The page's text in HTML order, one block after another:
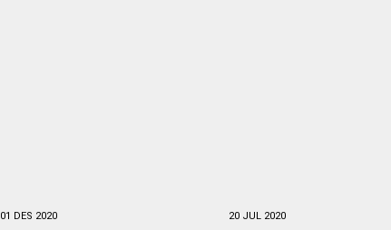
01 DES 2020 20 JUL 2020